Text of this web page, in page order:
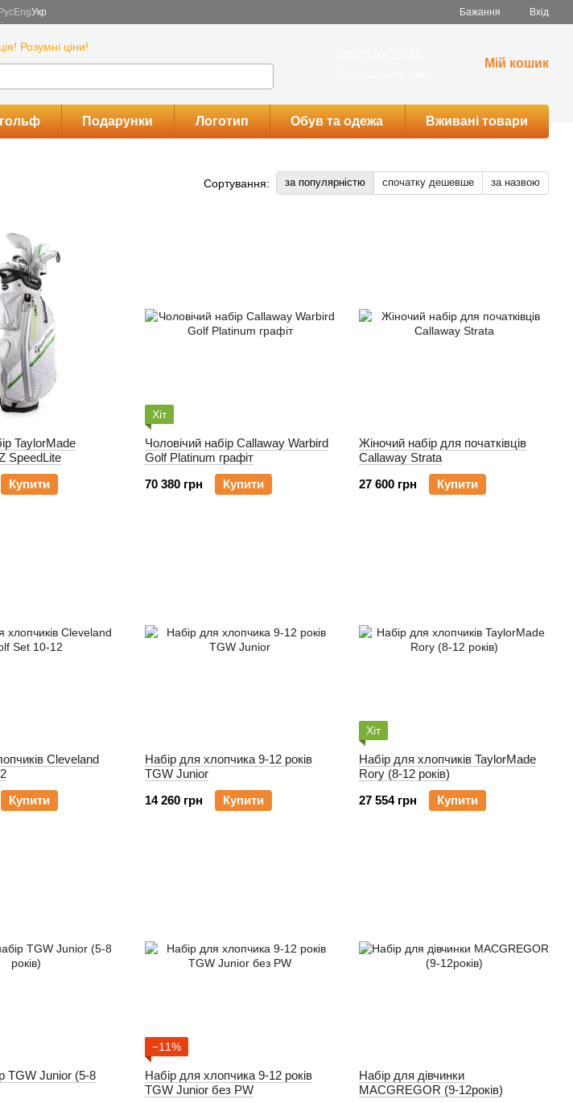
РусEngУкр Бажання Вхід
Розумні ціни!
Мій кошик
Подарунки Логотип Обув та одежа Вживані товари
Сортування: за популярністю спочатку дешевше за назвою
TaylorMade
SpeedLite
Купити
Хіт
Чоловічий набір Callaway Warbird
Golf Platinum графіт
70 380 грн
Купити
Жіночий набір для початківців
Callaway Strata
27 600 грн
Купити
Cleveland
Купити
Набір для хлопчика 9-12 років
TGW Junior
14 260 грн
Купити
Хіт
Набір для хлопчиків TaylorMade
Rory (8-12 років)
27 554 грн
Купити
TGW Junior (5-8
−11%
Набір для хлопчика 9-12 років
TGW Junior без PW
Набір для дівчинки
MACGREGOR (9-12років)